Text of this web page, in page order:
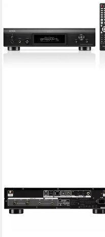
Receiver
1.799,00 €
in 7-9 Werktagen bei dir